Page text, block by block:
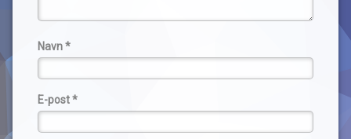
Navn*
E-post*